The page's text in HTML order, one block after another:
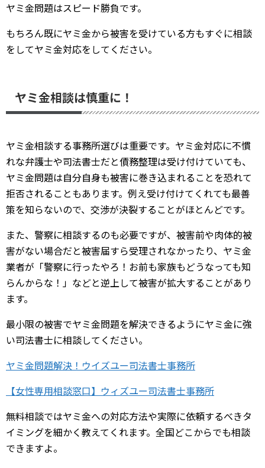
ヤミ金問題はスピード勝負です。
もちろん既にヤミ金から被害を受けている方もすぐに相談
をしてヤミ金対応をしてください。
ヤミ金相談は慎重に！
ヤミ金相談する事務所選びは重要です。ヤミ金対応に不慣
れな弁護士や司法書士だと債務整理は受け付けていても、
ヤミ金問題は自分自身も被害に巻き込まれることを恐れて
拒否されることもあります。例え受け付けてくれても最善
策を知らないので、交渉が決裂することがほとんどです。
また、警察に相談するのも必要ですが、被害前や肉体的被
害がない場合だと被害届すら受理されなかったり、ヤミ金
業者が「警察に行ったやろ！お前も家族もどうなっても知
らんからな！」などと逆上して被害が拡大することがあり
ます。
最小限の被害でヤミ金問題を解決できるようにヤミ金に強
い司法書士に相談してください。
ヤミ金問題解決！ウイズユー司法書士事務所
【女性専用相談窓口】ウィズユー司法書士事務所
無料相談ではヤミ金への対応方法や実際に依頼するべきタ
イミングを細かく教えてくれます。全国どこからでも相談
できますよ。